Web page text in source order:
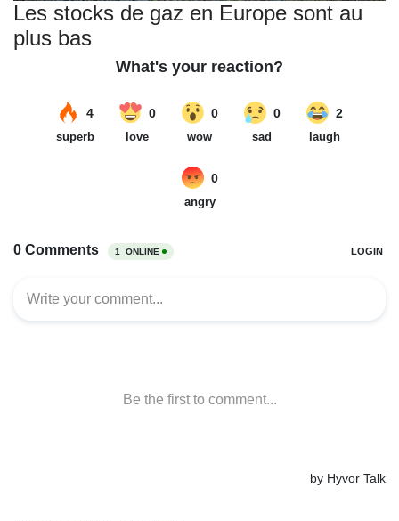
Les stocks de gaz en Europe sont au
plus bas